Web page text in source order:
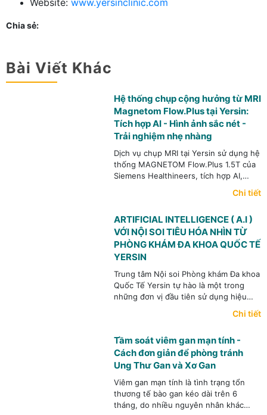
Chia sẻ:
Bài Viết Khác
Hệ thống chụp cộng hưởng từ MRI
Magnetom Flow.Plus tại Yersin:
Tích hợp AI - Hình ảnh sắc nét -
Trải nghiệm nhẹ nhàng
Dịch vụ chụp MRI tại Yersin sử dụng hệ
thống MAGNETOM Flow.Plus 1.5T của
Siemens Healthineers, tích hợp AI,
công nghệ Deep Resolve, khử tiếng ồn
Chi tiết
ARTIFICIAL INTELLIGENCE ( A.I )
VỚI NỘI SOI TIÊU HÓA NHÌN TỪ
PHÒNG KHÁM ĐA KHOA QUỐC TẾ
YERSIN
Trung tâm Nội soi Phòng khám Đa khoa
Quốc Tế Yersin tự hào là một trong
những đơn vị đầu tiên sử dụng hiệu
Chi tiết
Tầm soát viêm gan mạn tính -
Cách đơn giản để phòng tránh
Ung Thư Gan và Xơ Gan
Viêm gan mạn tính là tình trạng tổn
thương tế bào gan kéo dài trên 6
tháng, do nhiều nguyên nhân khác